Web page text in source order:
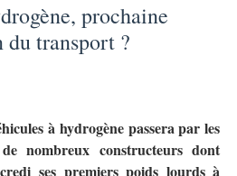
prochaine
transport ?
à hydrogène passera par les
nombreux constructeurs dont
ses premiers poids lourds à